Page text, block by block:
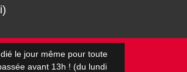
le jour même pour toute
avant 13h ! (du lundi